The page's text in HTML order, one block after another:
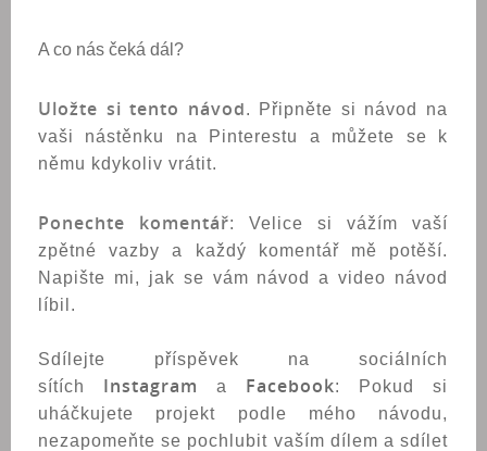
A co nás čeká dál?
Uložte si tento návod. Připněte si návod na
vaši nástěnku na Pinterestu a můžete se k
němu kdykoliv vrátit.
Ponechte komentář: Velice si vážím vaší
zpětné vazby a každý komentář mě potěší.
Napište mi, jak se vám návod a video návod
líbil.
Sdílejte příspěvek na sociálních
sítích Instagram a Facebook: Pokud si
uháčkujete projekt podle mého návodu,
nezapomeňte se pochlubit vaším dílem a sdílet